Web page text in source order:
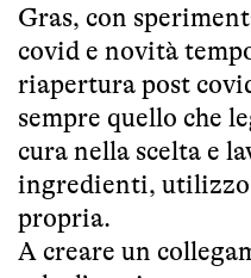
Gras, con
covid e novità
riapertura post
sempre quello che
cura nella scelta e
ingredienti, utilizzo
propria.
A creare un